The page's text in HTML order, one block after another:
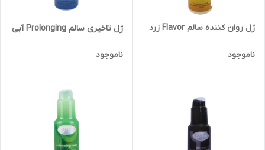
ژل روان کننده سالم Flavor زرد
ناموجود
ژل تاخیری سالم Prolonging آبی
ناموجود